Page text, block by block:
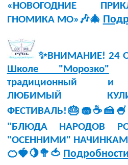
«НОВОГОДНИЕ
ГНОМИКА МО»🎶🎄
✨ВНИМАНИЕ! 24
Школе "Морозко"
традиционный и
ЛЮБИМЫЙ
"БЛЮДА НАРОДОВ
"ОСЕННИМИ"
🍊🍓🍋🥦🍅